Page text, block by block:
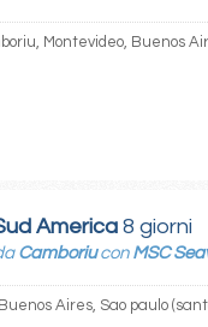
Montevideo, Buenos
America 8 giorni
Camboriucon MSC
Aires, Sao paulo